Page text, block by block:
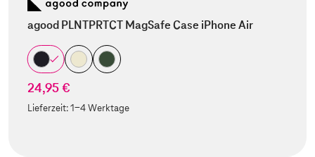
agood PLNTPRTCT MagSafe Case iPhone Air
24,95 €
Lieferzeit:1-4 Werktage